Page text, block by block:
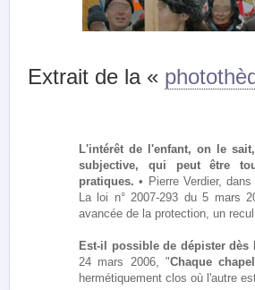
Extrait de la «
L'intérêt de l'enfant, on le
subjective, qui peut être
pratiques. • Pierre Verdier,
La loi n° 2007-293 du 5 mars
avancée de la protection, un
Est-il possible de dépister
24 mars 2006, "Chaque
hermétiquement clos où l'autre